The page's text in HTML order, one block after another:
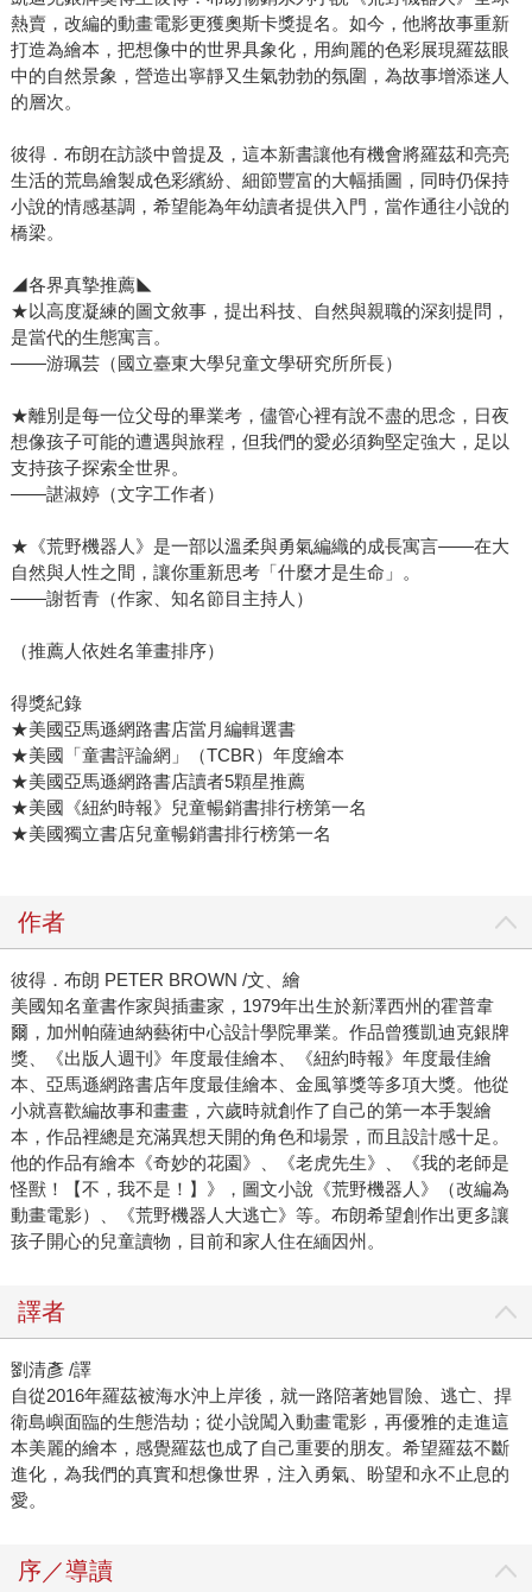
熱賣，改編的動畫電影更獲奧斯卡獎提名。如今，他將故事重新
打造為繪本，把想像中的世界具象化，用絢麗的色彩展現羅茲眼
中的自然景象，營造出寧靜又生氣勃勃的氛圍，為故事增添迷人
的層次。
彼得．布朗在訪談中曾提及，這本新書讓他有機會將羅茲和亮亮
生活的荒島繪製成色彩繽紛、細節豐富的大幅插圖，同時仍保持
小說的情感基調，希望能為年幼讀者提供入門，當作通往小說的
橋梁。
◢各界真摯推薦◣
★以高度凝練的圖文敘事，提出科技、自然與親職的深刻提問，
是當代的生態寓言。
——游珮芸（國立臺東大學兒童文學研究所所長）
★離別是每一位父母的畢業考，儘管心裡有說不盡的思念，日夜
想像孩子可能的遭遇與旅程，但我們的愛必須夠堅定強大，足以
支持孩子探索全世界。
——諶淑婷（文字工作者）
★《荒野機器人》是一部以溫柔與勇氣編織的成長寓言——在大
自然與人性之間，讓你重新思考「什麼才是生命」。
——謝哲青（作家、知名節目主持人）
（推薦人依姓名筆畫排序）
得獎紀錄
★美國亞馬遜網路書店當月編輯選書
★美國「童書評論網」（TCBR）年度繪本
★美國亞馬遜網路書店讀者5顆星推薦
★美國《紐約時報》兒童暢銷書排行榜第一名
★美國獨立書店兒童暢銷書排行榜第一名
作者
彼得．布朗 PETER BROWN /文、繪
美國知名童書作家與插畫家，1979年出生於新澤西州的霍普韋
爾，加州帕薩迪納藝術中心設計學院畢業。作品曾獲凱迪克銀牌
獎、《出版人週刊》年度最佳繪本、《紐約時報》年度最佳繪
本、亞馬遜網路書店年度最佳繪本、金風箏獎等多項大獎。他從
小就喜歡編故事和畫畫，六歲時就創作了自己的第一本手製繪
本，作品裡總是充滿異想天開的角色和場景，而且設計感十足。
他的作品有繪本《奇妙的花園》、《老虎先生》、《我的老師是
怪獸！【不，我不是！】》，圖文小說《荒野機器人》（改編為
動畫電影）、《荒野機器人大逃亡》等。布朗希望創作出更多讓
孩子開心的兒童讀物，目前和家人住在緬因州。
譯者
劉清彥 /譯
自從2016年羅茲被海水沖上岸後，就一路陪著她冒險、逃亡、捍
衛島嶼面臨的生態浩劫；從小說闖入動畫電影，再優雅的走進這
本美麗的繪本，感覺羅茲也成了自己重要的朋友。希望羅茲不斷
進化，為我們的真實和想像世界，注入勇氣、盼望和永不止息的
愛。
序／導讀